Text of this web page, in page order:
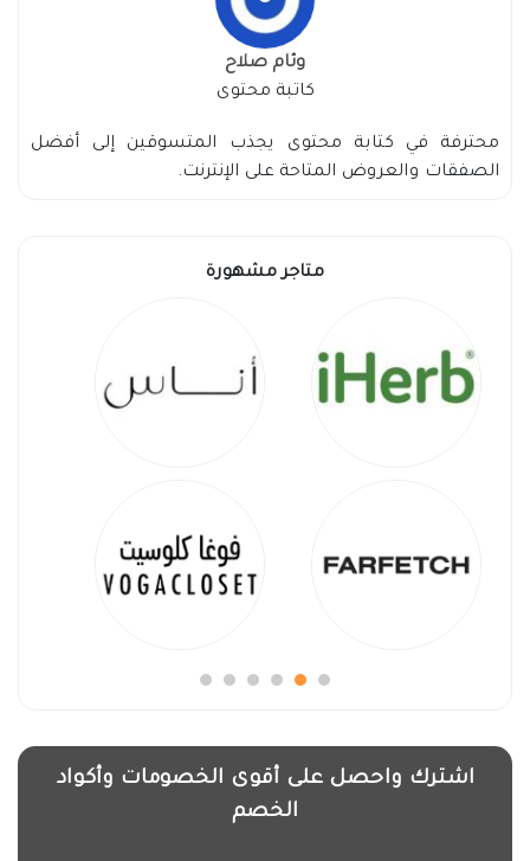
وئام صلاح
كاتبة محتوى
محترفة في كتابة محتوى يجذب المتسوقين إلى أفضل
الصفقات والعروض المتاحة على الإنترنت.
متاجر مشهورة
اشترك واحصل على أقوى الخصومات وأكواد
الخصم